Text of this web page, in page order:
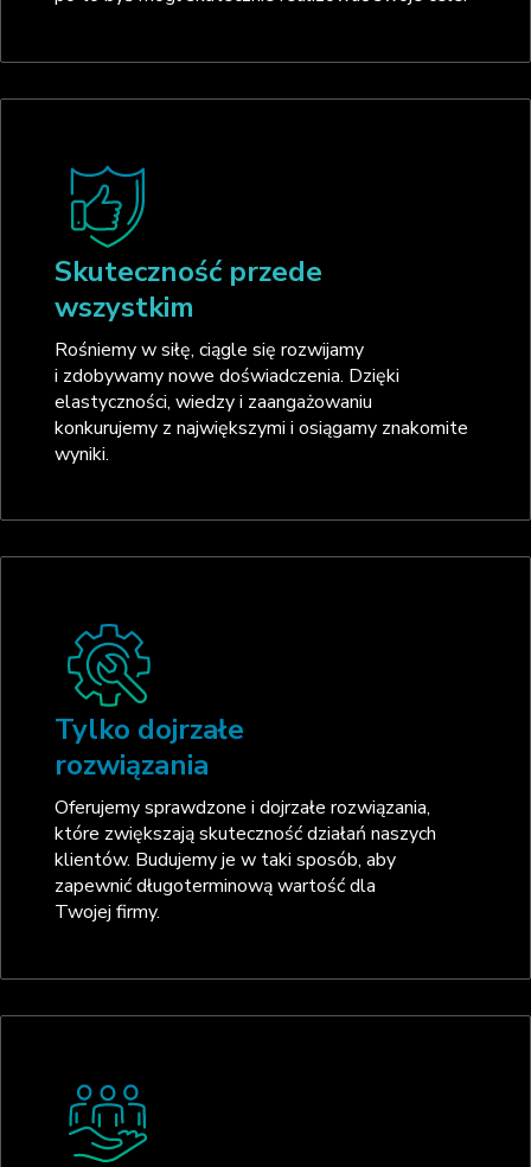
Skuteczność przede
wszystkim
Rośniemy w siłę, ciągle się rozwijamy
i zdobywamy nowe doświadczenia. Dzięki
elastyczności, wiedzy i zaangażowaniu
konkurujemy z największymi i osiągamy znakomite
wyniki.
Tylko dojrzałe
rozwiązania
Oferujemy sprawdzone i dojrzałe rozwiązania,
które zwiększają skuteczność działań naszych
klientów. Budujemy je w taki sposób, aby
zapewnić długoterminową wartość dla
Twojej firmy.